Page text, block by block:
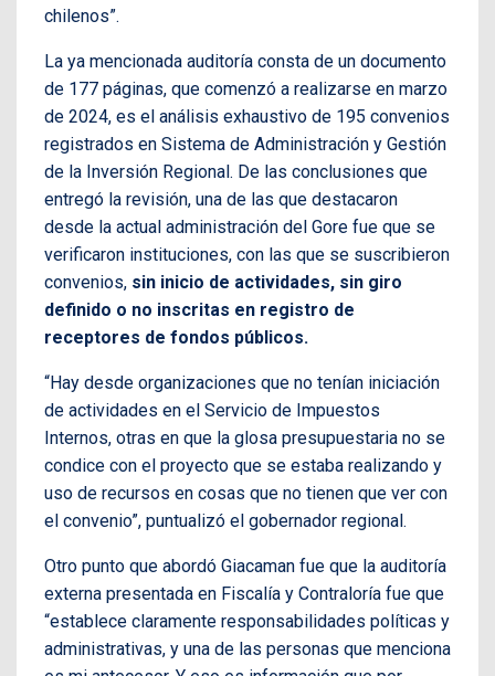
chilenos”.
La ya mencionada auditoría consta de un documento
de 177 páginas, que comenzó a realizarse en marzo
de 2024, es el análisis exhaustivo de 195 convenios
registrados en Sistema de Administración y Gestión
de la Inversión Regional. De las conclusiones que
entregó la revisión, una de las que destacaron
desde la actual administración del Gore fue que se
verificaron instituciones, con las que se suscribieron
convenios, sin inicio de actividades, sin giro
definido o no inscritas en registro de
receptores de fondos públicos.
“Hay desde organizaciones que no tenían iniciación
de actividades en el Servicio de Impuestos
Internos, otras en que la glosa presupuestaria no se
condice con el proyecto que se estaba realizando y
uso de recursos en cosas que no tienen que ver con
el convenio”, puntualizó el gobernador regional.
Otro punto que abordó Giacaman fue que la auditoría
externa presentada en Fiscalía y Contraloría fue que
“establece claramente responsabilidades políticas y
administrativas, y una de las personas que menciona